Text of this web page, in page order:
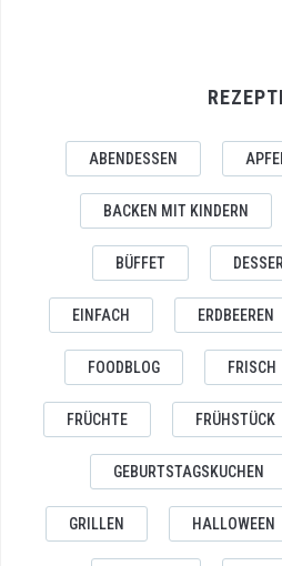
ABENDESSEN
BACKEN MIT KINDERN
BÜFFET
EINFACH ERDBEEREN
FOODBLOG FRISCH
FRÜCHTE FRÜHSTÜCK
GEBURTSTAGSKUCHEN
GRILLEN HALLOWEEN